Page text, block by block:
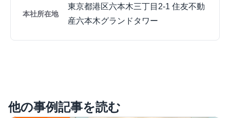
本社所在地
東京都港区六本木三丁目2-1 住友不動
産六本木グランドタワー
他の事例記事を読む